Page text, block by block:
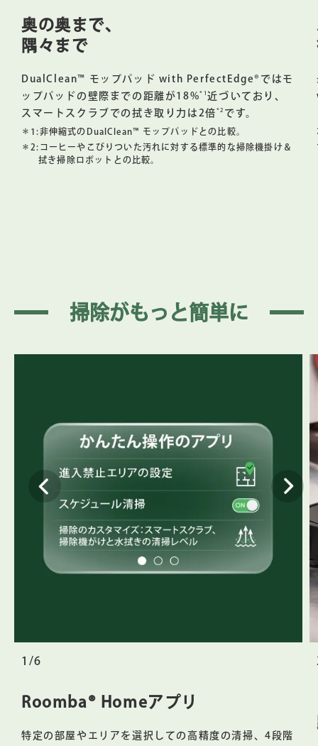
Alexaおよびすべての関連ロゴはAmazon.comまたはその関
連会社の商標です。GoogleおよびGoogle Homeは、
Google LLCの登録商標です。Siriは米国および他の国々で登
美しく調和
スタイリッシュな外観のロボットと充電ステーションは、ご
家庭のどんなインテリアにも溶け込む、美しい仕上げと質感
も特長のひとつです。
奥の奥まで、
隅々まで
DualClean™ モップパッド with PerfectEdge®ではモ
ップパッドの壁際までの距離が18%*1 近づいており、
スマートスクラブでの拭き取り力は2倍 *2 です。
＊1:非伸縮式のDualClean™ モップパッドとの比較。
＊2: コーヒーやこびりついた汚れに対する標準的な掃除機掛け＆
拭き掃除ロボットとの比較。
掃除がもっと簡単に
1/6
Roomba® Homeアプリ
特定の部屋やエリアを選択しての高精度の清掃、4段階